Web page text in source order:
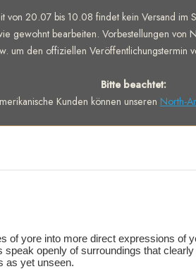
von 20.07 bis 10.08 findet kein Versand im
gewohnt bearbeiten. Vorbestellungen von
um den offiziellen Veröffentlichungstermin
Bitte beachtet:
Kunden können unseren North-
of yore into more direct expressions of
openly of surroundings that
as yet unseen.